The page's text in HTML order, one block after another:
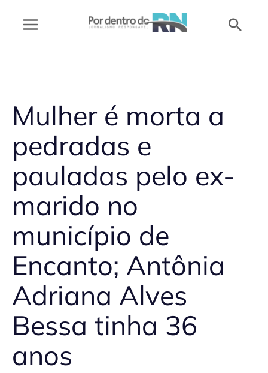
Mulher é morta a
pedradas e
pauladas pelo ex-
marido no
município de
Encanto; Antônia
Adriana Alves
Bessa tinha 36
anos